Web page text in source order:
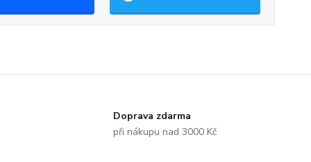
Doprava zdarma
při nákupu nad 3000 Kč